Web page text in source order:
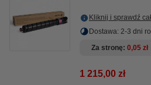
Kliknij i sprawdź
Dostawa: 2-3 dni
Za stronę 0,05 zł
1 215,00 zł